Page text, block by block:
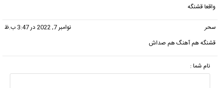
واقعا قشنگه
سحر
نوامبر 7, 2022 در 3:47 ب.ظ
قشنگه هم آهنگ هم صداش
نام شما :